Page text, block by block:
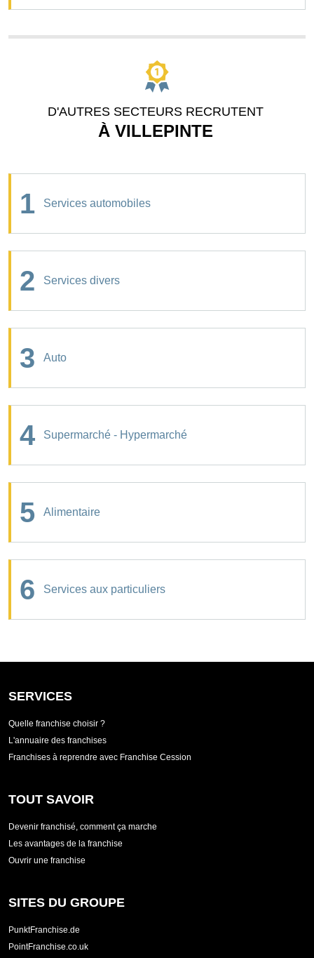
D'AUTRES SECTEURS RECRUTENT
À VILLEPINTE
1 Services automobiles
2 Services divers
3 Auto
4 Supermarché - Hypermarché
5 Alimentaire
6 Services aux particuliers
SERVICES
Quelle franchise choisir ?
L'annuaire des franchises
Franchises à reprendre avec Franchise Cession
TOUT SAVOIR
Devenir franchisé, comment ça marche
Les avantages de la franchise
Ouvrir une franchise
SITES DU GROUPE
PunktFranchise.de
PointFranchise.co.uk